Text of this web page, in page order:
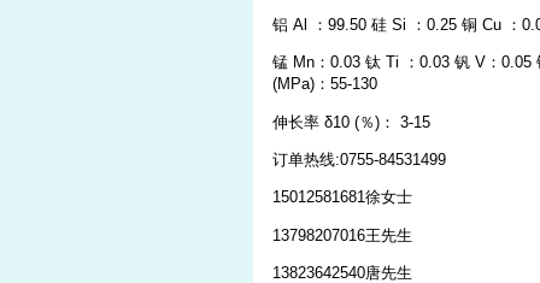
铝 Al ：99.50 硅 Si ：0.25 铜 Cu ：
锰 Mn：0.03 钛 Ti ：0.03 钒 V：0.05
(MPa)：55-130
伸长率 δ10 (％)： 3-15
订单热线:0755-84531499
15012581681徐女士
13798207016王先生
13823642540唐先生